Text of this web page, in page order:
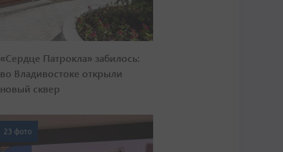
«Сердце Патрокла» забилось:
во Владивостоке открыли
новый сквер
23 фото